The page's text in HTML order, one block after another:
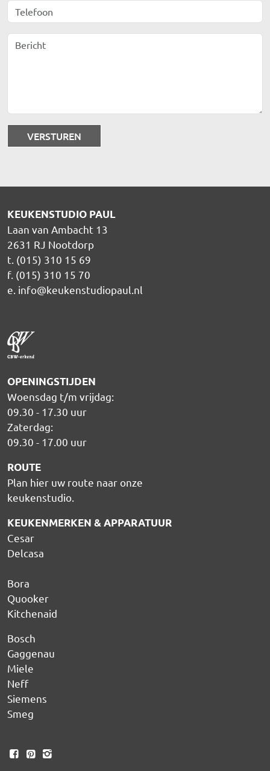
Telefoon
Bericht
KEUKENSTUDIO PAUL
Laan van Ambacht 13
2631 RJ Nootdorp
t. (015) 310 15 69
f. (015) 310 15 70
e. info@keukenstudiopaul.nl
OPENINGSTIJDEN
Woensdag t/m vrijdag:
09.30 - 17.30 uur
Zaterdag:
09.30 - 17.00 uur
ROUTE
Plan hier uw route naar onze
keukenstudio
KEUKENMERKEN & APPARATUUR
Cesar
Delcasa
Bora
Quooker
Kitchenaid
Bosch
Gaggenau
Miele
Neff
Siemens
Smeg